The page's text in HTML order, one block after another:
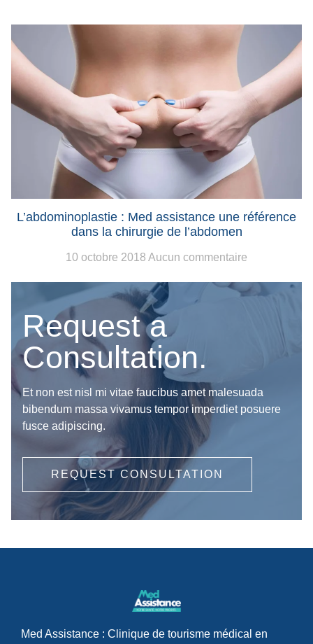
L’abdominoplastie : Med assistance une référence
dans la chirurgie de l’abdomen
10 octobre 2018 Aucun commentaire
Request a
Consultation.
Et non est nisl mi vitae faucibus amet malesuada
bibendum massa vivamus tempor imperdiet posuere
fusce adipiscing.
REQUEST CONSULTATION
Med Assistance : Clinique de tourisme médical en